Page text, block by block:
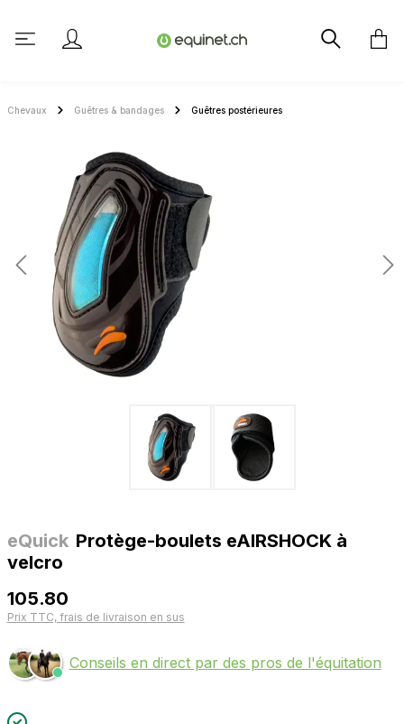
Chevaux Guêtres & bandages Guêtres postérieures
eQuick Protège-boulets eAIRSHOCK à
velcro
105.80
Prix TTC, frais de livraison en sus
Conseils en direct par des pros de l'équitation